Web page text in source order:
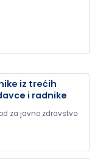
iz trećih
i radnike
za javno zdravstvo